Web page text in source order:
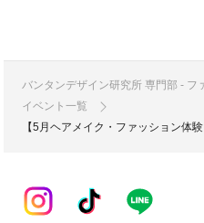
バンタンデザイン研究所 専門部 -
イベント一覧
【5月ヘアメイク・ファッション体